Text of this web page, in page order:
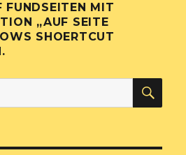
FUNDSEITEN MIT
„AUF SEITE
SHOERTCUT